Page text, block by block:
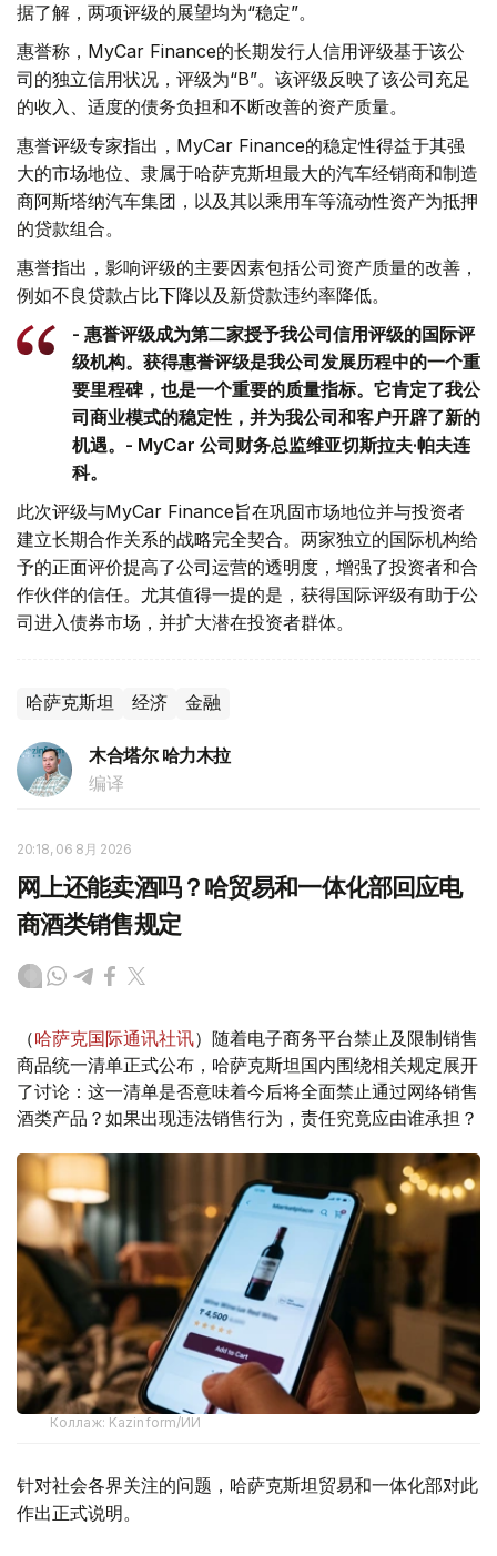
据了解，两项评级的展望均为“稳定”。
惠誉称，MyCar Finance的长期发行人信用评级基于该公
司的独立信用状况，评级为“B”。该评级反映了该公司充足
的收入、适度的债务负担和不断改善的资产质量。
惠誉评级专家指出，MyCar Finance的稳定性得益于其强
大的市场地位、隶属于哈萨克斯坦最大的汽车经销商和制造
商阿斯塔纳汽车集团，以及其以乘用车等流动性资产为抵押
的贷款组合。
惠誉指出，影响评级的主要因素包括公司资产质量的改善，
例如不良贷款占比下降以及新贷款违约率降低。
- 惠誉评级成为第二家授予我公司信用评级的国际评
级机构。获得惠誉评级是我公司发展历程中的一个重
要里程碑，也是一个重要的质量指标。它肯定了我公
司商业模式的稳定性，并为我公司和客户开辟了新的
机遇。- MyCar 公司财务总监维亚切斯拉夫·帕夫连
科。
此次评级与MyCar Finance旨在巩固市场地位并与投资者
建立长期合作关系的战略完全契合。两家独立的国际机构给
予的正面评价提高了公司运营的透明度，增强了投资者和合
作伙伴的信任。尤其值得一提的是，获得国际评级有助于公
司进入债券市场，并扩大潜在投资者群体。
哈萨克斯坦 经济 金融
木合塔尔 哈力木拉
编译
20:18, 06 8月 2026
网上还能卖酒吗？哈贸易和一体化部回应电
商酒类销售规定
（哈萨克国际通讯社讯）随着电子商务平台禁止及限制销售
商品统一清单正式公布，哈萨克斯坦国内围绕相关规定展开
了讨论：这一清单是否意味着今后将全面禁止通过网络销售
酒类产品？如果出现违法销售行为，责任究竟应由谁承担？
Коллаж: Kazinform/ИИ
针对社会各界关注的问题，哈萨克斯坦贸易和一体化部对此
作出正式说明。